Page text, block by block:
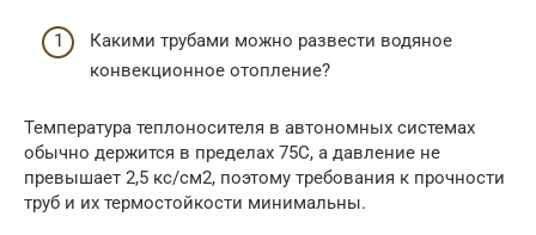
Какими трубами можно развести водяное
конвекционное отопление?
Температура теплоносителя в автономных системах
обычно держится в пределах 75С, а давление не
превышает 2,5 кс/см2, поэтому требования к прочности
труб и их термостойкости минимальны.